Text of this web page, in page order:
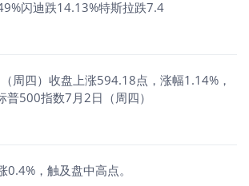
闪迪跌14.13%特斯拉跌7.4
周四）收盘上涨594.18点，涨幅1.14%，
500指数7月2日（周四）
，触及盘中高点。